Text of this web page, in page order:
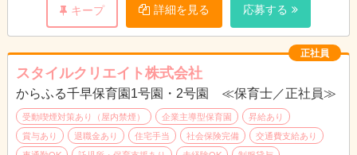
不安な点などがありましたら、遠慮なくご相談下さい。
キープ 詳細を見る 応募する
正社員
スタイルクリエイト株式会社
からふる千早保育園1号園・2号園 ≪保育士／正社員≫
受動喫煙対策あり（屋内禁煙） 企業主導型保育園
昇給あり
賞与あり
退職金あり 住宅手当 社会保険完備
交通費支給あり